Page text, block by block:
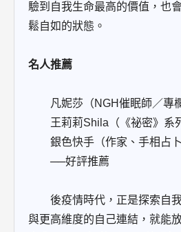
驗到自我生命最高的價值，也
鬆自如的狀態。
名人推薦
凡妮莎（NGH催眠師／專欄
王莉莉Shila（《祕密》系列
銀色快手（作家、手相占卜
──好評推薦
後疫情時代，正是探索自我
與更高維度的自己連結，就能